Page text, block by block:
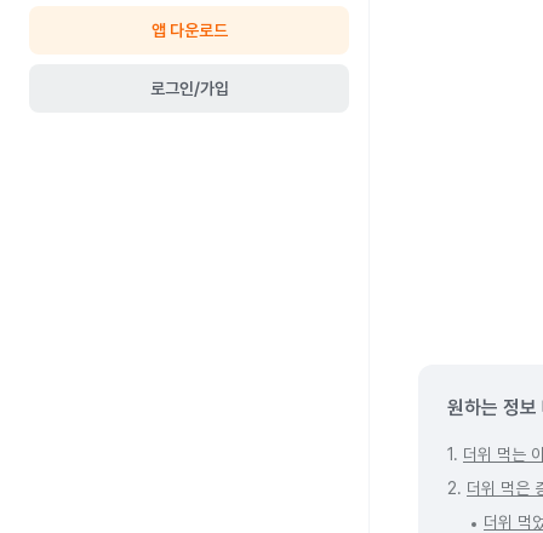
앱 다운로드
로그인/가입
원하는 정보
1. 더위 먹는
2. 더위 먹은
더위 먹